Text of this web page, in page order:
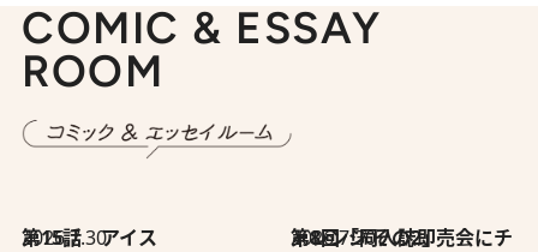
COMIC & ESSAY
ROOM
2026.7.30
第15話 アイス 2026.7.30
第8回「同人誌即売会にチャレンジ その2」